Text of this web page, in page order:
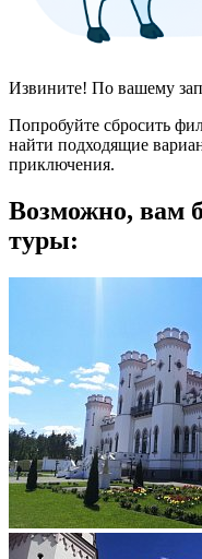
Извините! По вашему
Попробуйте сбросить
найти подходящие
приключения.
Возможно, вам
туры: